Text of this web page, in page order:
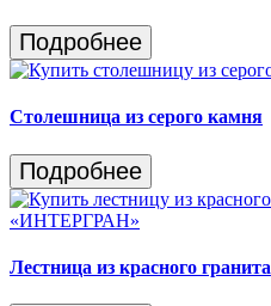
Подробнее
Столешница из серого камня
Подробнее
Лестница из красного гранита